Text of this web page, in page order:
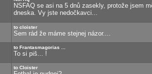
NSFAQ se asi na 5 dnů zasekly, protože jsem
dneska. Vy jste nedočkavci...
to cloister
Sem rád že máme stejnej názor....
to Frantasmagorias ...
To si piš... !
to Cloister